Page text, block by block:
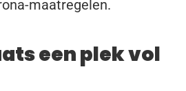
maatregelen.
een plek vol